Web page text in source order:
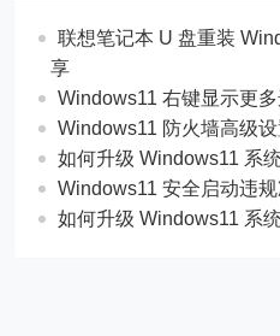
联想笔记本 U 盘重装
享
Windows11 右键显示更
Windows11 防火墙高级
如何升级 Windows11 系
Windows11 安全启动违
如何升级 Windows11 系